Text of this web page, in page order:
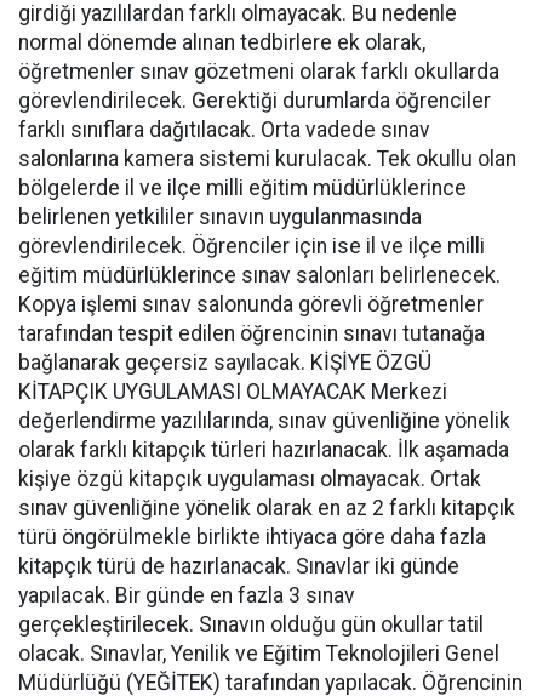
girdiği yazılılardan farklı olmayacak. Bu nedenle
normal dönemde alınan tedbirlere ek olarak,
öğretmenler sınav gözetmeni olarak farklı okullarda
görevlendirilecek. Gerektiği durumlarda öğrenciler
farklı sınıflara dağıtılacak. Orta vadede sınav
salonlarına kamera sistemi kurulacak. Tek okullu olan
bölgelerde il ve ilçe milli eğitim müdürlüklerince
belirlenen yetkililer sınavın uygulanmasında
görevlendirilecek. Öğrenciler için ise il ve ilçe milli
eğitim müdürlüklerince sınav salonları belirlenecek.
Kopya işlemi sınav salonunda görevli öğretmenler
tarafından tespit edilen öğrencinin sınavı tutanağa
bağlanarak geçersiz sayılacak. KİŞİYE ÖZGÜ
KİTAPÇIK UYGULAMASI OLMAYACAK Merkezi
değerlendirme yazılılarında, sınav güvenliğine yönelik
olarak farklı kitapçık türleri hazırlanacak. İlk aşamada
kişiye özgü kitapçık uygulaması olmayacak. Ortak
sınav güvenliğine yönelik olarak en az 2 farklı kitapçık
türü öngörülmekle birlikte ihtiyaca göre daha fazla
kitapçık türü de hazırlanacak. Sınavlar iki günde
yapılacak. Bir günde en fazla 3 sınav
gerçekleştirilecek. Sınavın olduğu gün okullar tatil
olacak. Sınavlar, Yenilik ve Eğitim Teknolojileri Genel
Müdürlüğü (YEĞİTEK) tarafından yapılacak. Öğrencinin